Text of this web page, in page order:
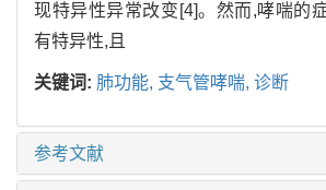
现特异性异常改变[4]。然而,哮喘的
有特异性,且
关键词: 肺功能, 支气管哮喘, 诊断
参考文献